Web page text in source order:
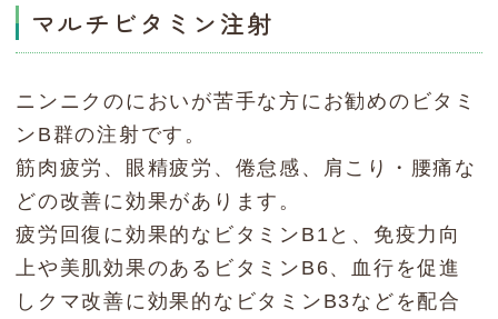
マルチビタミン注射
ニンニクのにおいが苦手な方にお勧めのビタミ
ンB群の注射です。
筋肉疲労、眼精疲労、倦怠感、肩こり・腰痛な
どの改善に効果があります。
疲労回復に効果的なビタミンB1と、免疫力向
上や美肌効果のあるビタミンB6、血行を促進
しクマ改善に効果的なビタミンB3などを配合